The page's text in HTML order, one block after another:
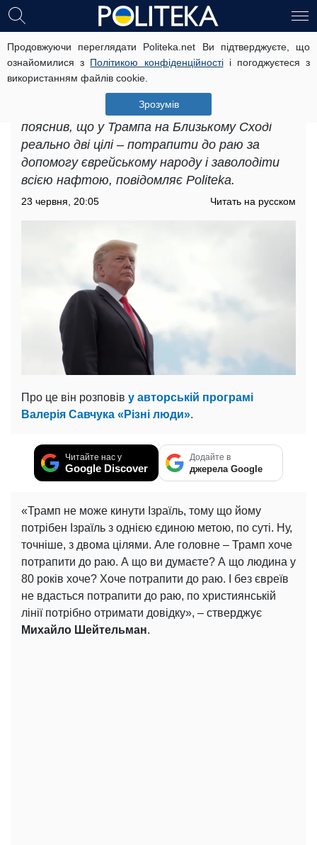
Продовжуючи переглядати Politeka.net Ви підтверджуєте, що
ознайомилися з Політикою конфіденційностіі погоджуєтеся з
використанням файлів cookie.
Зрозумів
Трамп купує квиток до раю: експерт
пояснив, чому США не кинуть
Ізраїль
Політтехнолог Михайло Шейтельман
пояснив, що у Трампа на Близькому Сході
реально дві цілі – потрапити до раю за
допомогу єврейському народу і заволодіти
всією нафтою, повідомляє Politeka.
23 червня, 20:05 Читать на русском
Про це він розповів у авторській програмі
Валерія Савчука «Різні люди».
Читайте нас у
Google Discover
Додайте в
джерела Google
«Трамп не може кинути Ізраїль, тому що йому
потрібен Ізраїль з однією єдиною метою, по суті. Ну,
точніше, з двома цілями. Але головне – Трамп хоче
потрапити до раю. А що ви думаєте? А що людина у
80 років хоче? Хоче потрапити до раю. І без євреїв
не вдасться потрапити до раю, по християнській
лінії потрібно отримати довідку», – стверджує
Михайло Шейтельман.